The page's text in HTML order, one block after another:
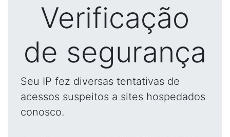
Verificação
de segurança
Seu IP fez diversas tentativas de
acessos suspeitos a sites hospedados
conosco.